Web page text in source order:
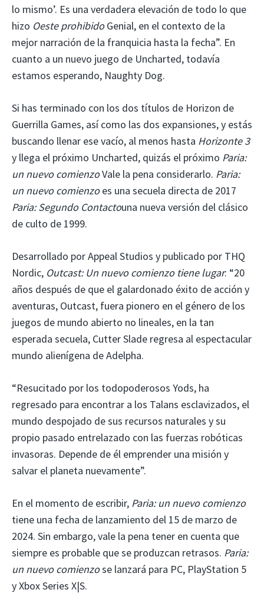
lo mismo’. Es una verdadera elevación de todo lo que
hizo Oeste prohibidoGenial, en el contexto de la
mejor narración de la franquicia hasta la fecha”. En
cuanto a un nuevo juego de Uncharted, todavía
estamos esperando, Naughty Dog.
Si has terminado con los dos títulos de Horizon de
Guerrilla Games, así como las dos expansiones, y estás
buscando llenar ese vacío, al menos hasta Horizonte 3
y llega el próximo Uncharted, quizás el próximo Paria:
un nuevo comienzoVale la pena considerarlo. Paria:
un nuevo comienzoes una secuela directa de 2017
Paria: Segundo Contactouna nueva versión del clásico
de culto de 1999.
Desarrollado por Appeal Studios y publicado por THQ
Nordic, Outcast: Un nuevo comienzo tiene lugar: “20
años después de que el galardonado éxito de acción y
aventuras, Outcast, fuera pionero en el género de los
juegos de mundo abierto no lineales, en la tan
esperada secuela, Cutter Slade regresa al espectacular
mundo alienígena de Adelpha.
“Resucitado por los todopoderosos Yods, ha
regresado para encontrar a los Talans esclavizados, el
mundo despojado de sus recursos naturales y su
propio pasado entrelazado con las fuerzas robóticas
invasoras. Depende de él emprender una misión y
salvar el planeta nuevamente”.
En el momento de escribir, Paria: un nuevo comienzo
tiene una fecha de lanzamiento del 15 de marzo de
2024. Sin embargo, vale la pena tener en cuenta que
siempre es probable que se produzcan retrasos. Paria:
un nuevo comienzose lanzará para PC, PlayStation 5
y Xbox Series X|S.